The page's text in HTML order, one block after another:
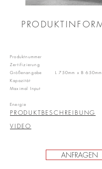
Produktnummer
Zertifizierung
Größenangabe
Kapazität
Maximal Input
Energie
ANFRAGEN
PRODUKTBESCHREIBUNG
VIDEO
L 750mm x B